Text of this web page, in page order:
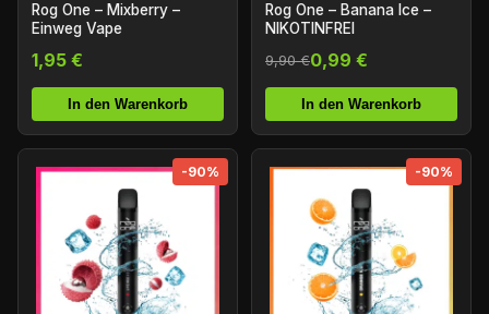
Rog One – Mixberry –
Einweg Vape
1,95 €
In den Warenkorb
Rog One – Banana Ice –
NIKOTINFREI
9,90 €0,99 €
In den Warenkorb
-90% -90%